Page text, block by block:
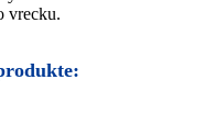
vrecku.